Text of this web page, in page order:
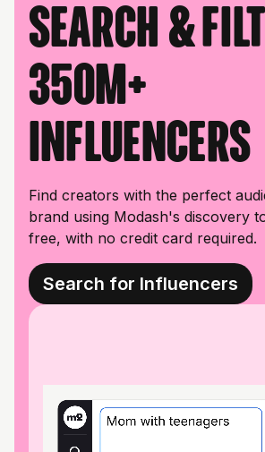
Search &
350M+
influencers
Find creators with the perfect
brand using Modash's discovery
free, with no credit card required.
Search for Influencers